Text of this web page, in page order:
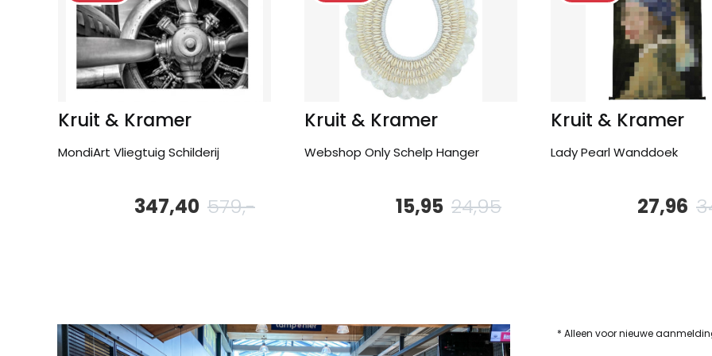
Kruit & Kramer
MondiArt Vliegtuig Schilderij
579,-
347,40
Kruit & Kramer
Webshop Only Schelp Hanger
24,95
15,95
Kruit & Kramer
Lady Pearl Wanddoek
27,96
* Alleen voor nieuwe